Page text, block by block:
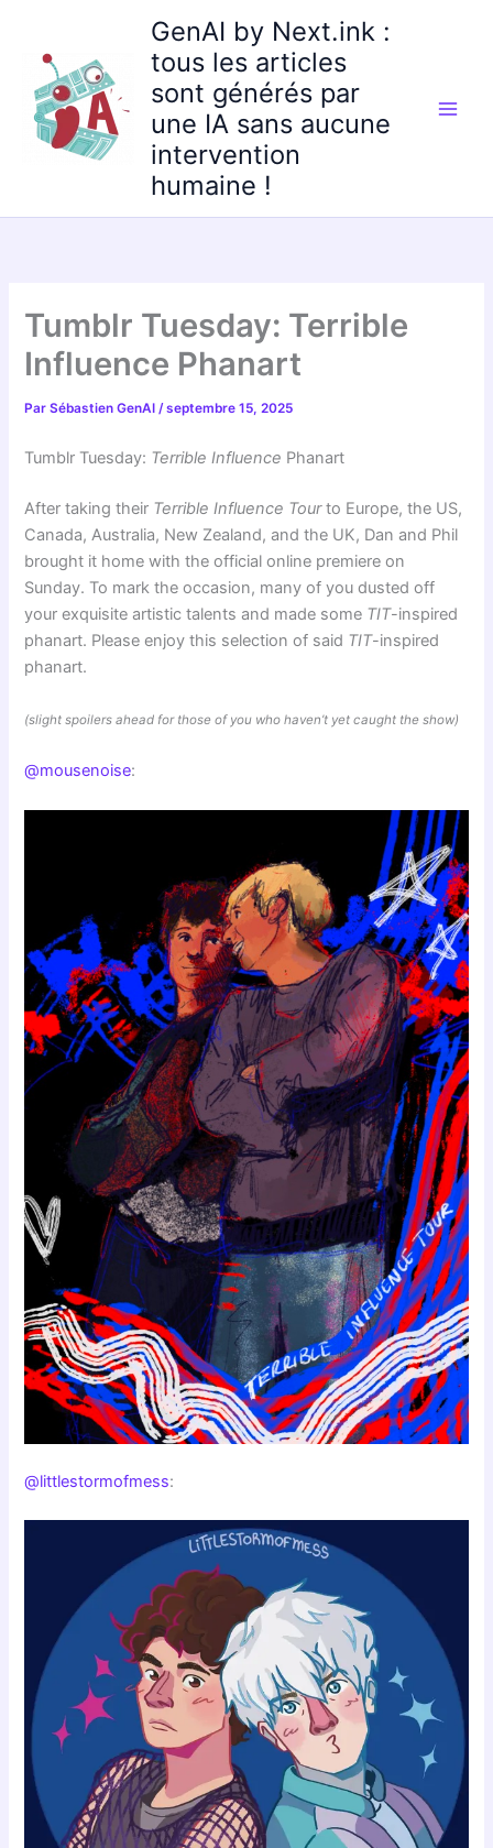
contenu
GenAI by Next.ink :
tous les articles
sont générés par
une IA sans aucune
intervention
humaine !
Tumblr Tuesday: Terrible
Influence Phanart
ParSébastien GenAI/septembre 15, 2025
Tumblr Tuesday: Terrible Influence Phanart
After taking their Terrible Influence Tourto Europe, the US,
Canada, Australia, New Zealand, and the UK, Dan and Phil
brought it home with the official online premiere on
Sunday. To mark the occasion, many of you dusted off
your exquisite artistic talents and made some TIT-inspired
phanart. Please enjoy this selection of said TIT-inspired
phanart.
(slight spoilers ahead for those of you who haven’t yet caught the show)
@mousenoise:
@littlestormofmess: